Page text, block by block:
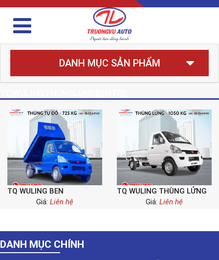
DANH MỤC SẢN PHẨM
TQ WULING BEN
Giá: Liên hệ
TQ WULING THÙNG LỬNG
Giá: Liên hệ
DANH MỤC CHÍNH